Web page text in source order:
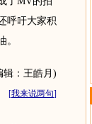
呼吁大家积
。
辑：王皓月)
[我来说两句]